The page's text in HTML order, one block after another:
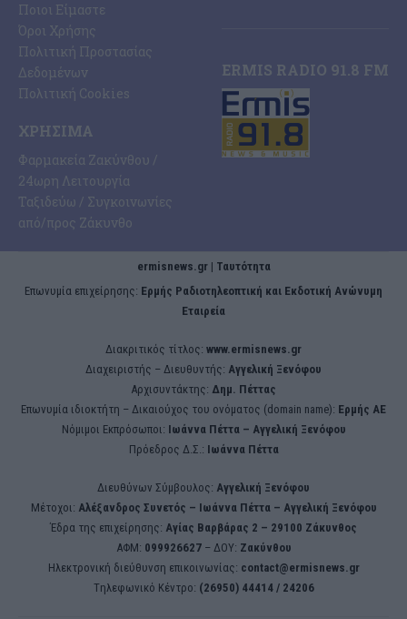
Ποιοι Είμαστε
Όροι Χρήσης
Πολιτική Προστασίας
Δεδομένων
Πολιτική Cookies
ΧΡΉΣΙΜΑ
Φαρμακεία Ζακύνθου /
24ωρη Λειτουργία
Ταξιδεύω / Συγκοινωνίες
από/προς Ζάκυνθο
ERMIS RADIO 91.8 FM
ermisnews.gr | Ταυτότητα
Eπωνυμία επιχείρησης: Ερμής Ραδιοτηλεοπτική και Εκδοτική Ανώνυμη
Εταιρεία
Διακριτικός τίτλος: www.ermisnews.gr
Διαχειριστής – Διευθυντής: Αγγελική Ξενόφου
Αρχισυντάκτης: Δημ. Πέττας
Επωνυμία ιδιοκτήτη – Δικαιούχος του ονόματος (domain name): Ερμής ΑΕ
Νόμιμοι Εκπρόσωποι: Iωάννα Πέττα – Αγγελική Ξενόφου
Πρόεδρος Δ.Σ.: Iωάννα Πέττα
Διευθύνων Σύμβουλος: Αγγελική Ξενόφου
Μέτοχοι: Αλέξανδρος Συνετός – Iωάννα Πέττα – Αγγελική Ξενόφου
Έδρα της επιχείρησης: Aγίας Βαρβάρας 2 – 29100 Ζάκυνθος
ΑΦΜ: 099926627– ΔΟΥ: Ζακύνθου
Ηλεκτρονική διεύθυνση επικοινωνίας: contact@ermisnews.gr
Tηλεφωνικό Κέντρο: (26950) 44414 / 24206